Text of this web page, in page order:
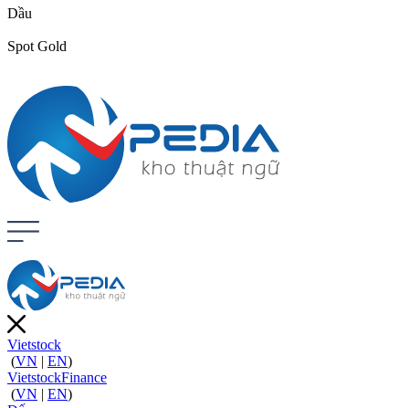
Dầu
Spot Gold
Vietstock
(VN | EN)
VietstockFinance
(VN | EN)